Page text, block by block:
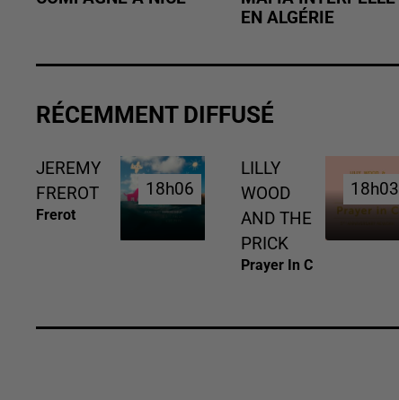
EN ALGÉRIE
RÉCEMMENT DIFFUSÉ
JEREMY
FREROT
Frerot
18h06
18h06
LILLY
WOOD
AND THE
PRICK
Prayer In C
18h03
18h03